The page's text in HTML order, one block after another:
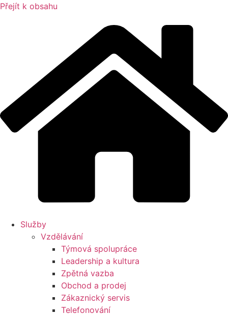
Přejít k obsahu
Služby
Vzdělávání
Týmová spolupráce
Leadership a kultura
Zpětná vazba
Obchod a prodej
Zákaznický servis
Telefonování